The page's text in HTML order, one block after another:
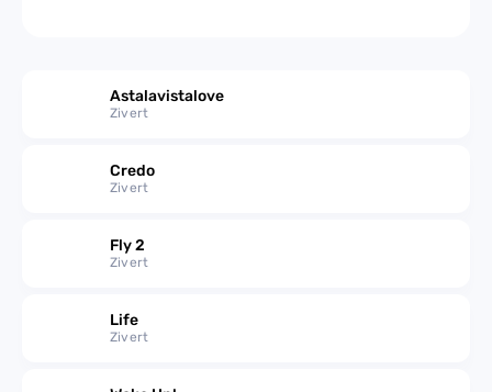
Astalavistalove
Zivert
Credo
Zivert
Fly 2
Zivert
Life
Zivert